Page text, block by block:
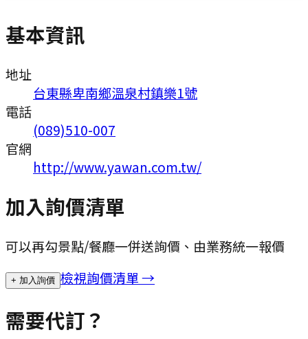
基本資訊
地址
台東縣卑南鄉溫泉村鎮樂1號
電話
(089)510-007
官網
http://www.yawan.com.tw/
加入詢價清單
可以再勾景點/餐廳一併送詢價、由業務統一報價
+ 加入詢價 檢視詢價清單 →
需要代訂？